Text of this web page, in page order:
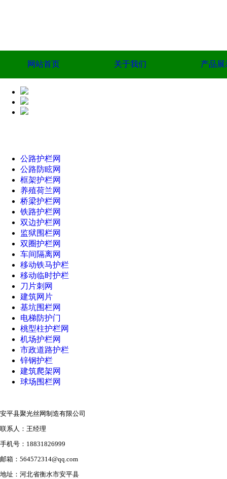
网站首页 关于我们 产品展
公路护栏网
公路防眩网
框架护栏网
养殖荷兰网
桥梁护栏网
铁路护栏网
双边护栏网
监狱围栏网
双圈护栏网
车间隔离网
移动铁马护栏
移动临时护栏
刀片刺网
建筑网片
基坑围栏网
电梯防护门
桃型柱护栏网
机场护栏网
市政道路护栏
锌钢护栏
建筑爬架网
球场围栏网
安平县聚光丝网制造有限公司
联系人：王经理
手机号：18831826999
邮箱：564572314@qq.com
地址：河北省衡水市安平县